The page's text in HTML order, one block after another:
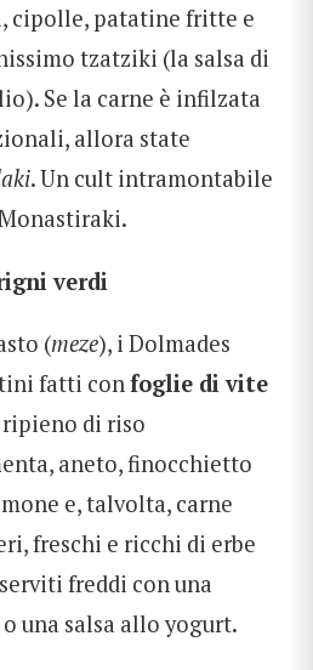
cipolle, patatine fritte e
tzatziki (la salsa di
Se la carne è infilzata
allora state
. Un cult intramontabile
verdi
(meze), i Dolmades
fatti confoglie di vite
di riso
aneto, finocchietto
e, talvolta, carne
freschi e ricchi di erbe
freddi con una
una salsa allo yogurt.